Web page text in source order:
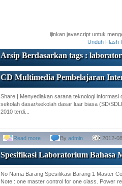
ijinkan javascript untuk
Unduh Flash
Arsip Berdasarkan tags :
CD Multimedia Pembelajaran
Share | Menyediakan sarana teknologi informasi
sekolah dasar/sekolah dasar luar biasa (SD/
2010 terdi...
Read more By admin 2012-
Spesifikasi Laboratorium Bahasa
No Nama Barang Spesifikasi Barang 1 Master
Note : one master control for one class. Power